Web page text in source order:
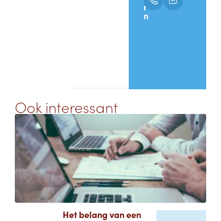
Construction
+31
r
n
Ook interessant
Het belang van een